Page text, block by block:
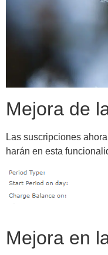
Mejora de
Las suscripciones
harán en esta
Mejora en